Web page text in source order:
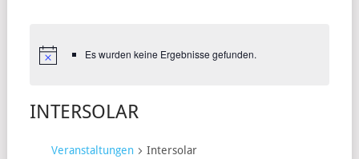
Es wurden keine Ergebnisse gefunden.
INTERSOLAR
Veranstaltungen Intersolar